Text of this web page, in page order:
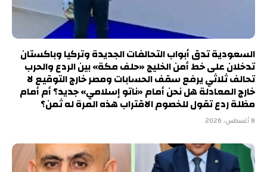
السعودية تدق أبواب التحالفات الجديدة وتركيا وباكستان
تدخلان على خط أمن الخليج «حلف مكة» بين الردع والحرب
تحالف ثلاثي يرفع سقف الحسابات ومصر خارج التوقيع لا
خارج المعادلة هل نحن أمام «ناتو إسلامي» جديد؟ أم أمام
مظلة ردع تقول للخصوم الاقتراب هذه المرة له ثمن؟
8 أغسطس، 2026